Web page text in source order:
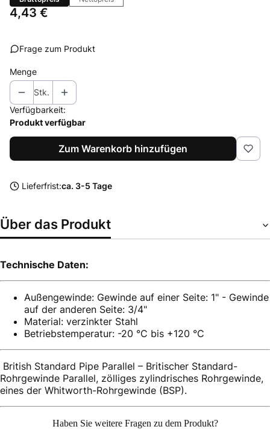
Preis
4,43 €
Frage zum Produkt
Menge
Stk.
Verfügbarkeit:
Produkt verfügbar
Zum Warenkorb hinzufügen
Lieferfrist:ca. 3-5 Tage
Über das Produkt
Technische Daten:
Außengewinde: Gewinde auf einer Seite: 1" - Gewinde
auf der anderen Seite: 3/4"
Material: verzinkter Stahl
Betriebstemperatur: -20 °C bis +120 °C
British Standard Pipe Parallel – Britischer Standard-
Rohrgewinde Parallel, zölliges zylindrisches Rohrgewinde,
eines der Whitworth-Rohrgewinde (BSP).
Haben Sie weitere Fragen zu dem Produkt?